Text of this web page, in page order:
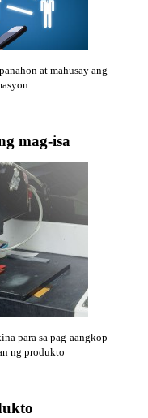
at mahusay ang
mag-isa
para sa pag-aangkop
ng produkto